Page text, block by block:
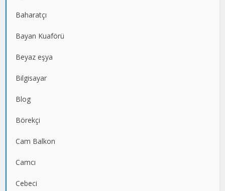
Baharatçı
Bayan Kuaförü
Beyaz eşya
Bilgisayar
Blog
Börekçi
Cam Balkon
Camcı
Cebeci